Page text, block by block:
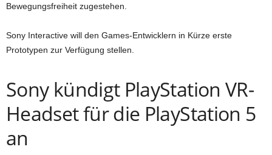
Bewegungsfreiheit zugestehen.
Sony Interactive will den Games-Entwicklern in Kürze erste
Prototypen zur Verfügung stellen.
Sony kündigt PlayStation VR-
Headset für die PlayStation 5
an